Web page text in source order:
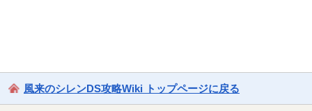
風来のシレンDS攻略Wiki トップページに戻る